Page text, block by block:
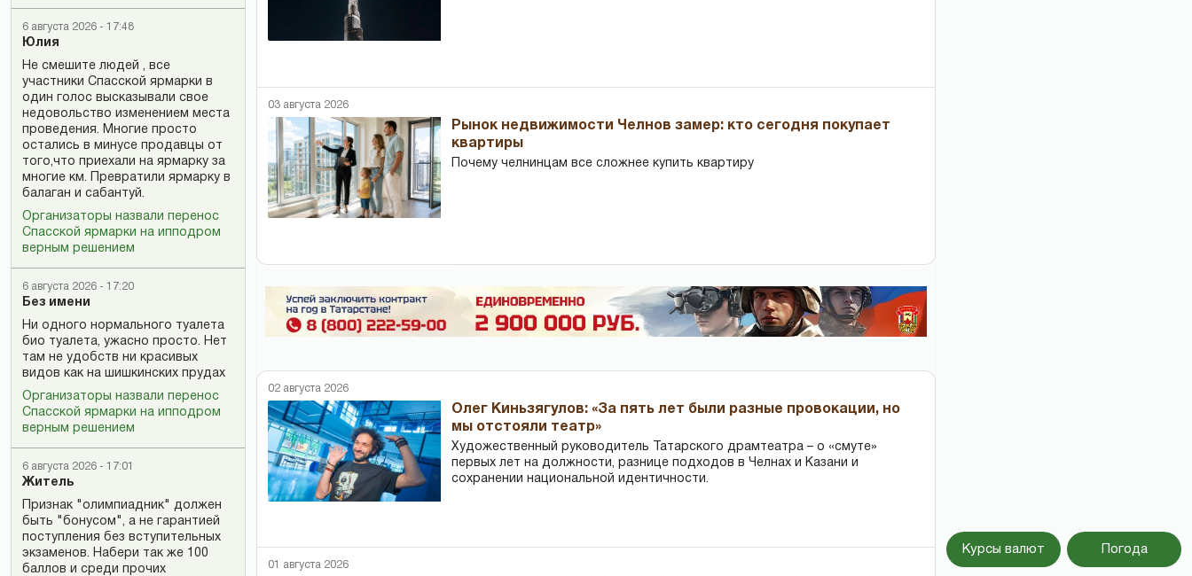
6 августа 2026 - 17:48
Юлия
Не смешите людей , все
участники Спасской ярмарки в
один голос высказывали свое
недовольство изменением места
проведения. Многие просто
остались в минусе продавцы от
того,что приехали на ярмарку за
многие км. Превратили ярмарку в
балаган и сабантуй.
Организаторы назвали перенос
Спасской ярмарки на ипподром
верным решением
6 августа 2026 - 17:20
Без имени
Ни одного нормального туалета
био туалета, ужасно просто. Нет
там не удобств ни красивых
видов как на шишкинских прудах
Организаторы назвали перенос
Спасской ярмарки на ипподром
верным решением
6 августа 2026 - 17:01
Житель
Признак "олимпиадник" должен
быть "бонусом", а не гарантией
поступления без вступительных
экзаменов. Набери так же 100
баллов и среди прочих
03 августа 2026
Рынок недвижимости Челнов замер: кто сегодня покупает
квартиры
Почему челнинцам все сложнее купить квартиру
02 августа 2026
Олег Киньзягулов: «За пять лет были разные провокации, но
мы отстояли театр»
Художественный руководитель Татарского драмтеатра – о «смуте»
первых лет на должности, разнице подходов в Челнах и Казани и
сохранении национальной идентичности.
01 августа 2026
Курсы валют Погода